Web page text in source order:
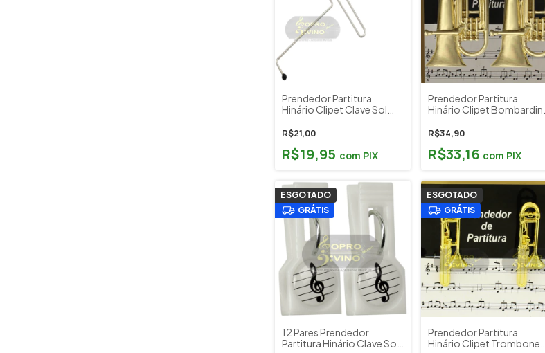
Prendedor Partitura
Hinário Clipet Clave Sol
R$21,00
R$19,95 com PIX
Prendedor Partitura
Hinário Clipet Bombardino
R$34,90
R$33,16 com PIX
ESGOTADO
GRÁTIS
12 Pares Prendedor
Partitura Hinário Clave Sol
ESGOTADO
GRÁTIS
Prendedor Partitura
Hinário Clipet Trombone